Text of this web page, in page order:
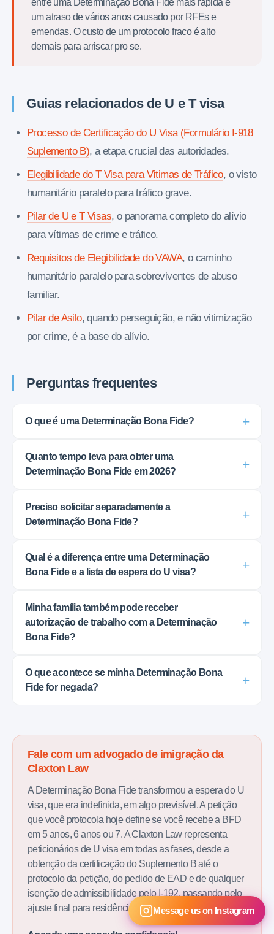
um atraso de vários anos causado por RFEs e
emendas. O custo de um protocolo fraco é alto
demais para arriscar pro se.
Guias relacionados de U e T visa
Processo de Certificação do U Visa (Formulário I-918
Suplemento B), a etapa crucial das autoridades.
Elegibilidade do T Visa para Vítimas de Tráfico, o visto
humanitário paralelo para tráfico grave.
Pilar de U e T Visas, o panorama completo do alívio
para vítimas de crime e tráfico.
Requisitos de Elegibilidade do VAWA, o caminho
humanitário paralelo para sobreviventes de abuso
familiar.
Pilar de Asilo, quando perseguição, e não vitimização
por crime, é a base do alívio.
Perguntas frequentes
O que é uma Determinação Bona Fide?
Quanto tempo leva para obter uma
Determinação Bona Fide em 2026?
Preciso solicitar separadamente a
Determinação Bona Fide?
Qual é a diferença entre uma Determinação
Bona Fide e a lista de espera do U visa?
Minha família também pode receber
autorização de trabalho com a Determinação
Bona Fide?
O que acontece se minha Determinação Bona
Fide for negada?
Fale com um advogado de imigração da
Claxton Law
A Determinação Bona Fide transformou a espera do U
visa, que era indefinida, em algo previsível. A petição
que você protocola hoje define se você recebe a BFD
em 5 anos, 6 anos ou 7. A Claxton Law representa
peticionários de U visa em todas as fases, desde a
obtenção da certificação do Suplemento B até o
protocolo da petição, do pedido de EAD e de qualquer
isenção de admissibilidade pelo I-192, passando pelo
ajuste final para residência permanente.Message us on Instagram